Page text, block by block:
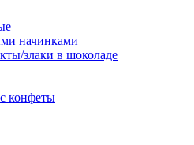
начинками
злаки в шоколаде
конфеты